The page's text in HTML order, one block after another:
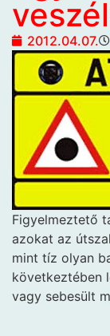
2012.04.07.
Figyelmeztető
azokat az
mint tíz olyan
következtében
vagy sebesült